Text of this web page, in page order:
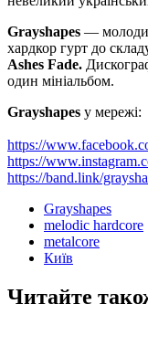
Grayshapes —
хардкор гурт до
Ashes Fade.
один мініальбом.
Grayshapes у мережі:
https://
https://
https://band.link/
Grayshapes
melodic hardcore
metalcore
Київ
Читайте